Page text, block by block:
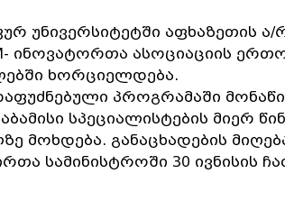
უნივერსიტეტში აფხაზეთის ა/
ინოვატორთა ასოციაციის
ხორციელდება.
პროგრამაში
სპეციალისტების მიერ
მოხდება. განაცხადების
სამინისტროში 30 ივნისის